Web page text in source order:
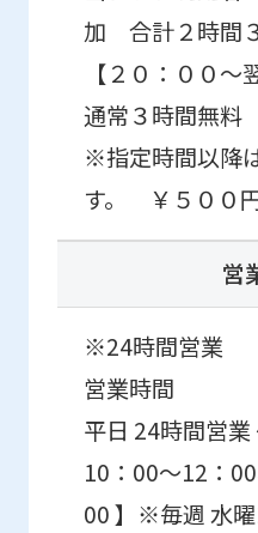
加 合計２時間
【２０：００～
通常３時間無料
※指定時間以降
す。 ￥５００
営
※24時間営業
営業時間
平日 24時間営
10：00～12：
00 】※毎週 水